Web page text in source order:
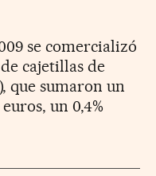
se comercializó
cajetillas de
que sumaron un
un 0,4%